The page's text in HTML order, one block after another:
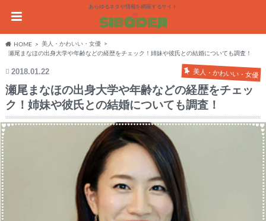
あらゆるネタや情報を網羅するサイト
HOME
美人・かわいい・女優
瀬尾まなほの出身大学や年齢などの経歴をチェック！姉妹や彼氏との結婚についても調査！
2018.01.22 美人・かわいい・女優
瀬尾まなほの出身大学や年齢などの経歴をチェッ
ク！姉妹や彼氏との結婚についても調査！